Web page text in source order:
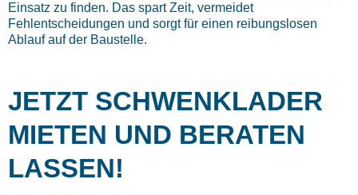
Einsatz zu finden. Das spart Zeit, vermeidet
Fehlentscheidungen und sorgt für einen reibungslosen
Ablauf auf der Baustelle.
JETZT SCHWENKLADER
MIETEN UND BERATEN
LASSEN!